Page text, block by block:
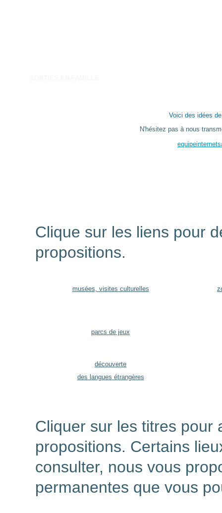
Voici des idées
N'hésitez pas à nous
Clique sur les liens pour
propositions.
musées, visites culturelles
parcs de jeux
découverte
des langues étrangères
Cliquer sur les titres pour
propositions. Certains
consulter, nous vous
permanentes que vous